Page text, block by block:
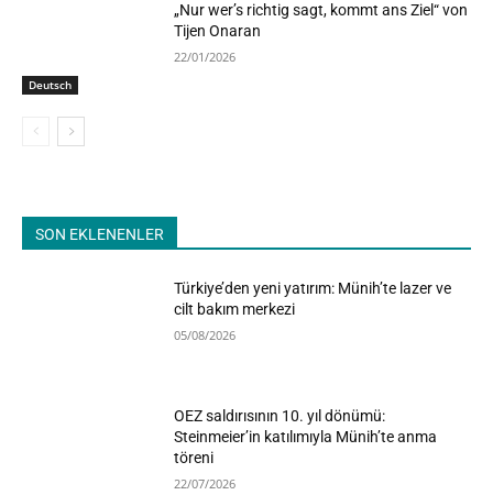
Deutsch
„Nur wer’s richtig sagt, kommt ans Ziel“ von
Tijen Onaran
22/01/2026
SON EKLENENLER
Türkiye’den yeni yatırım: Münih’te lazer ve
cilt bakım merkezi
05/08/2026
OEZ saldırısının 10. yıl dönümü:
Steinmeier’in katılımıyla Münih’te anma
töreni
22/07/2026